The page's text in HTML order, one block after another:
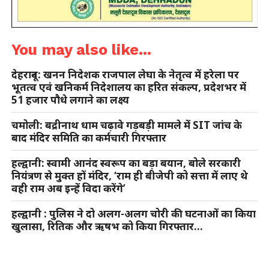
You may also like...
देहरादून: खनन निदेशक राजपाल लेघा के नेतृत्व में हरेला पर
भूतत्व एवं खनिकर्म निदेशालय का हरित संकल्प, प्रदेशभर में
51 हजार पौधे लगाने का लक्ष्य
चमोली: बद्रीनाथ धाम चढ़ावे गड़बड़ी मामले में SIT जांच के
बाद मंदिर समिति का कर्मचारी गिरफ्तार
हल्द्वानी: स्वामी आनंद स्वरूप का बड़ा बयान, बोले सरकारी
नियंत्रण से मुक्त हों मंदिर, ‘राम ही बीजेपी को सत्ता में लाए थे
वही राम अब इन्हें विदा करेंगे’
हल्द्वानी : पुलिस ने दो अलग-अलग चोरी की घटनाओं का किया
खुलासा, रितिक और ऋषभ को किया गिरफ्तार…